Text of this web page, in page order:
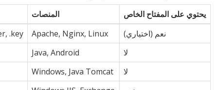
المنصات
يحتوي على المفتاح الخاص
.key
Apache, Nginx, Linux
نعم (اختياري)
Java, Android
لا
Windows, Java Tomcat
لا